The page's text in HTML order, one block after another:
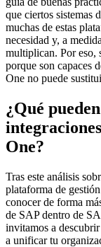
que ciertos sistemas
muchas de estas
necesidad y, a
multiplican. Por eso,
porque son capaces
One no puede
¿Qué
One?
Tras este análisis
plataforma de
conocer de forma
de SAP dentro de
invitamos a
a unificar tu